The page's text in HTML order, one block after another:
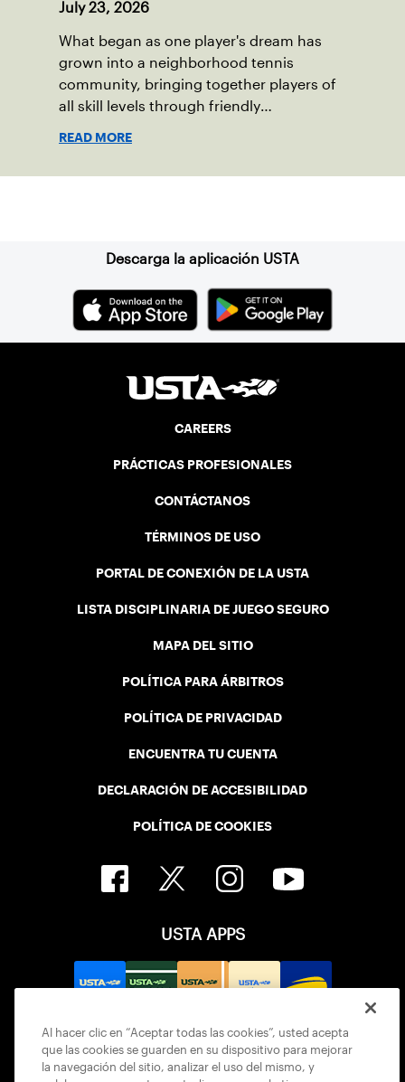
July 23, 2026
What began as one player's dream has
grown into a neighborhood tennis
community, bringing together players of
all skill levels through friendly
READ MORE
Descarga la aplicación USTA
CAREERS
PRÁCTICAS PROFESIONALES
CONTÁCTANOS
TÉRMINOS DE USO
PORTAL DE CONEXIÓN DE LA USTA
LISTA DISCIPLINARIA DE JUEGO SEGURO
MAPA DEL SITIO
POLÍTICA PARA ÁRBITROS
POLÍTICA DE PRIVACIDAD
ENCUENTRA TU CUENTA
DECLARACIÓN DE ACCESIBILIDAD
POLÍTICA DE COOKIES
USTA APPS
Al hacer clic en “Aceptar todas las cookies”, usted acepta
que las cookies se guarden en su dispositivo para mejorar
la navegación del sitio, analizar el uso del mismo, y